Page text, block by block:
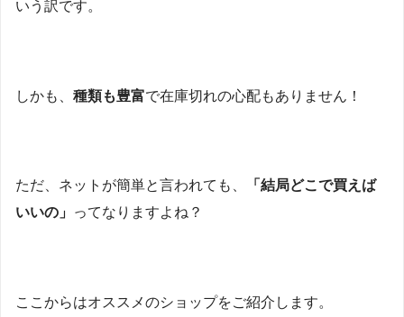
いう訳です。
しかも、 種類も豊富で在庫切れの心配もありません！
ただ、ネットが簡単と言われても、
「結局どこで買えば
いいの」
ってなりますよね？
ここからはオススメのショップをご紹介します。